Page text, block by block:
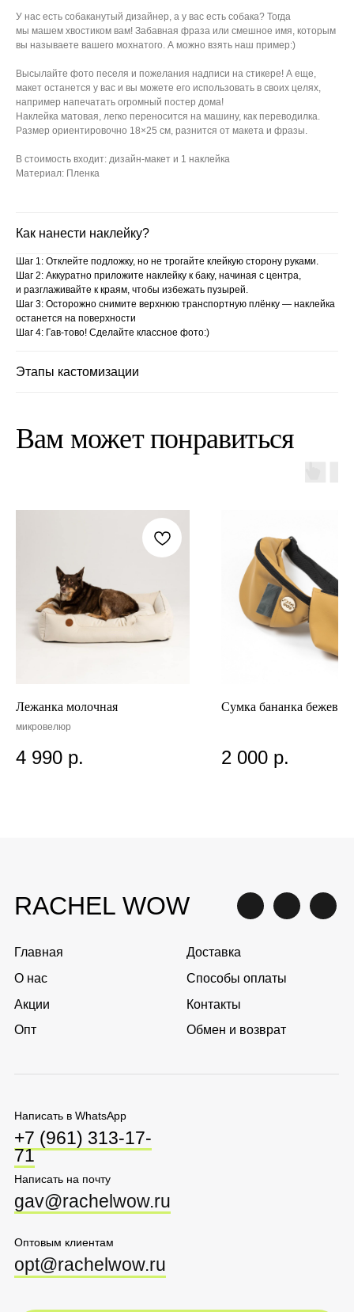
У нас есть собаканутый дизайнер, а у вас есть собака? Тогда
мы машем хвостиком вам! Забавная фраза или смешное имя, которым
вы называете вашего мохнатого. А можно взять наш пример:)
Высылайте фото песеля и пожелания надписи на стикере! А еще,
макет останется у вас и вы можете его использовать в своих целях,
например напечатать огромный постер дома!
Наклейка матовая, легко переносится на машину, как переводилка.
Размер ориентировочно 18×25 см, разнится от макета и фразы.
В стоимость входит: дизайн-макет и 1 наклейка
Материал: Пленка
Как нанести наклейку?
Шаг 1: Отклейте подложку, но не трогайте клейкую сторону руками.
Шаг 2: Аккуратно приложите наклейку к баку, начиная с центра,
и разглаживайте к краям, чтобы избежать пузырей.
Шаг 3: Осторожно снимите верхнюю транспортную плёнку — наклейка
останется на поверхности
Шаг 4: Гав-тово! Сделайте классное фото:)
Этапы кастомизации
Вам может понравиться
Лежанка молочная
микровелюр
4 990 р.
Сумка бананка бежевая
2 000 р.
Оферта
Главная
Соглашение о
конфиденциальности
Оптовым клиентам
71
Акции
opt@rachelwow.ru